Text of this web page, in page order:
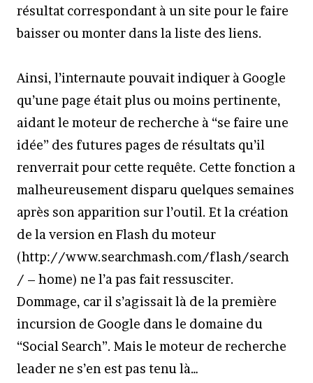
résultat correspondant à un site pour le faire
baisser ou monter dans la liste des liens.
Ainsi, l’internaute pouvait indiquer à Google
qu’une page était plus ou moins pertinente,
aidant le moteur de recherche à “se faire une
idée” des futures pages de résultats qu’il
renverrait pour cette requête. Cette fonction a
malheureusement disparu quelques semaines
après son apparition sur l’outil. Et la création
de la version en Flash du moteur
(http://www.searchmash.com/flash/search
/ – home) ne l’a pas fait ressusciter.
Dommage, car il s’agissait là de la première
incursion de Google dans le domaine du
“Social Search”. Mais le moteur de recherche
leader ne s’en est pas tenu là…